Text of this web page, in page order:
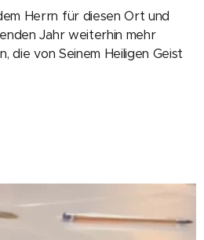
Herrn für diesen Ort und
Jahr weiterhin mehr
die von Seinem Heiligen Geist